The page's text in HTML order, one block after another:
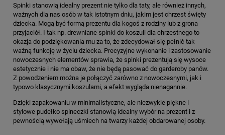
Spinki stanowią idealny prezent nie tylko dla taty, ale również innych,
ważnych dla nas osób w tak istotnym dniu, jakim jest chrzest święty
dziecka. Mogą być formą prezentu dla kogoś z rodziny lub z grona
przyjaciół. I tak np. drewniane spinki do koszuli dla chrzestnego to
okazja do podziękowania mu za to, że zdecydował się pełnić tak
ważną funkcję w życiu dziecka. Precyzyjne wykonanie i zastosowanie
nowoczesnych elementów sprawia, że spinki prezentują się wysoce
estetycznie i nie ma obaw, że nie będą pasować do garderoby panów.
Z powodzeniem można je połączyć zarówno z nowoczesnymi, jak i
typowo klasycznymi koszulami, a efekt wygląda nienagannie.
Dzięki zapakowaniu w minimalistyczne, ale niezwykle piękne i
stylowe pudełko spineczki stanowią idealny wybór na prezent i z
pewnością wywołają uśmiech na twarzy każdej obdarowanej osoby.